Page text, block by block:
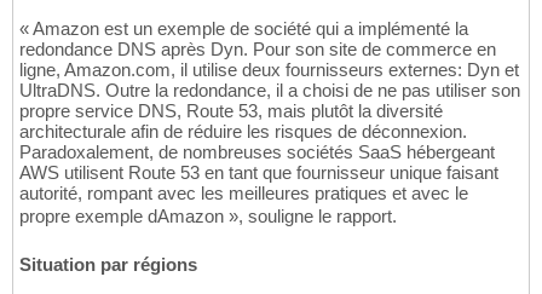
« Amazon est un exemple de société qui a implémenté la
redondance DNS après Dyn. Pour son site de commerce en
ligne, Amazon.com, il utilise deux fournisseurs externes: Dyn et
UltraDNS. Outre la redondance, il a choisi de ne pas utiliser son
propre service DNS, Route 53, mais plutôt la diversité
architecturale afin de réduire les risques de déconnexion.
Paradoxalement, de nombreuses sociétés SaaS hébergeant
AWS utilisent Route 53 en tant que fournisseur unique faisant
autorité, rompant avec les meilleures pratiques et avec le
propre exemple dAmazon », souligne le rapport.
Situation par régions